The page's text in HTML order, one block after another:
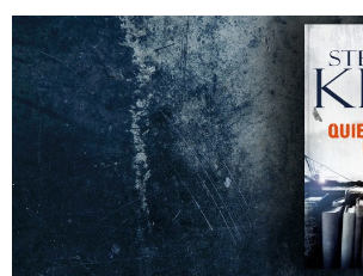
Alejandra Correa | La nieve